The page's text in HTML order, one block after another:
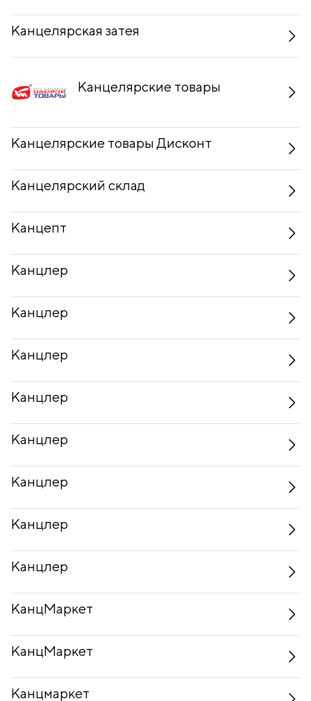
Канцелярская затея
Канцелярские товары
Канцелярские товары Дисконт
Канцелярский склад
Канцепт
Канцлер
Канцлер
Канцлер
Канцлер
Канцлер
Канцлер
Канцлер
Канцлер
КанцМаркет
КанцМаркет
Канцмаркет